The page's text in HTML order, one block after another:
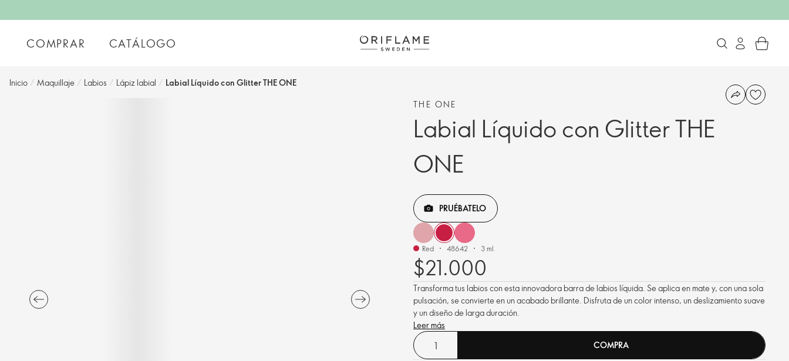
COMPRAR CATÁLOGO
Inicio / Maquillaje / Labios / Lápiz labial / Labial Líquido con Glitter THE ONE
THE ONE
Labial Líquido con Glitter THE
ONE
PRUÉBATELO
Red 48642 3 ml.
$21.000
Transforma tus labios con esta innovadora barra de labios líquida. Se aplica en mate y, con una sola
pulsación, se convierte en un acabado brillante. Disfruta de un color intenso, un deslizamiento suave
y un diseño de larga duración.
Leer más
COMPRA